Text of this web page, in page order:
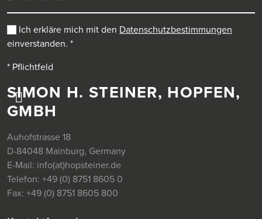
SIMON H. STEINER, HOPFEN,
GMBH
Auhofstrasse 18
D-84048 Mainburg, Germany
E-Mail: info(at)hopsteiner.de
Telefon: +49 (0) 8751 8605 0
Fax: +49 (0) 8751 8605 800
Ich erkläre mich mit den Datenschutzbestimmungen
einverstanden. *
* Pflichtfeld